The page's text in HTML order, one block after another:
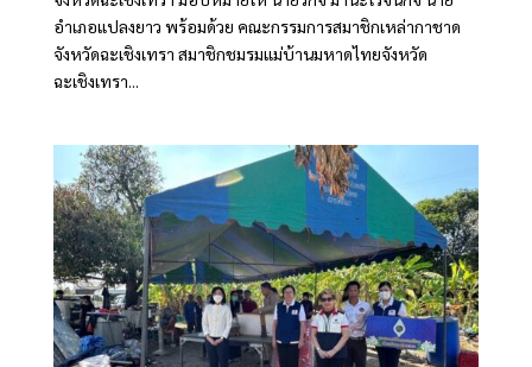
อำเภอแปลงยาว พร้อมด้วย คณะกรรมการสมาชิกเหล่ากาชาด
จังหวัดฉะเชิงเทรา สมาชิกชมรมแม่บ้านมหาดไทยจังหวัด
ฉะเชิงเทรา...